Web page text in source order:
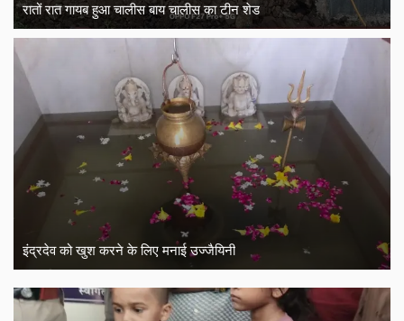
रातों रात गायब हुआ चालीस बाय चालीस का टीन शेड
इंद्रदेव को खुश करने के लिए मनाई उज्जैयिनी